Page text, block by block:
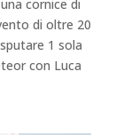
cornice di
di oltre 20
1 sola
con Luca